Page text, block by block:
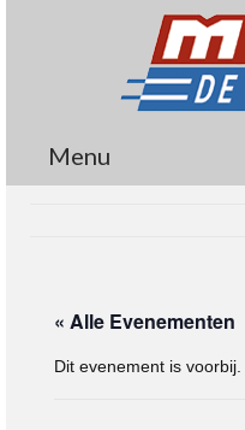
Menu
Lidmaatschap
Wedstrijden
« Alle Evenementen
Dit evenement is voorbij.